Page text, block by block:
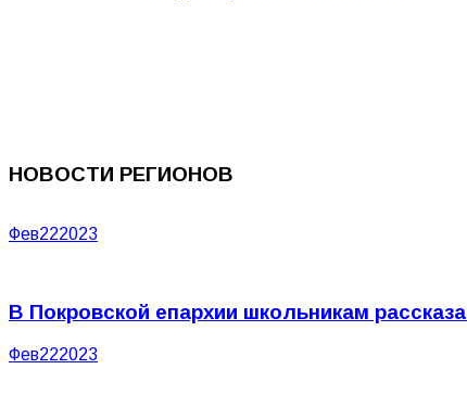
НОВОСТИ РЕГИОНОВ
Фев222023
В Покровской епархии школьникам
Фев222023